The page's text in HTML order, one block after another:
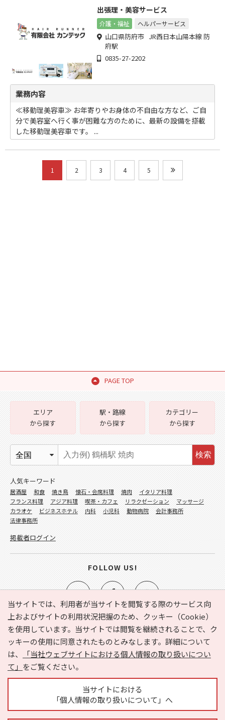
出張理・美容サービス
介護・福祉 ヘルパーサービス
山口県防府市 JR西日本山陽本線 防
府駅
0835-27-2202
業務内容
≪移動理美容車≫ お年寄りやお身体の不自由な方など、ご自
分で美容室へ行く事が困難な方のために、最新の設備を搭載
した移動理美容車です。 ...
1 2 3 4 5
PAGE TOP
当サイトでは、利用者が当サイトを閲覧する際のサービス向
上およびサイトの利用状況把握のため、クッキー（Cookie）
を使用しています。当サイトでは閲覧を継続されることで、ク
ッキーの使用に同意されたものとみなします。詳細について
は、
「当社ウェブサイトにおける個人情報の取り扱いについ
て」 をご覧ください。
当サイトにおける
「個人情報の取り扱いについて」へ
e-NAVITA（イーナビタ）とは？ お気に入り
ヘルプ
利用規約
個人情報の取り扱いについて
運営会社
サイトマップ
広告掲載に関するお問い合わせ
エリア
から探す
駅・路線
から探す
カテゴリー
から探す
検索
人気キーワード
居酒屋 和食 焼き鳥 懐石・会席料理 焼肉
イタリア料理
フランス料理
アジア料理 喫茶・カフェ リラクゼーション
マッサージ
カラオケ
ビジネスホテル 内科 小児科 動物病院
会計事務所
法律事務所
掲載者ログイン
FOLLOW US!